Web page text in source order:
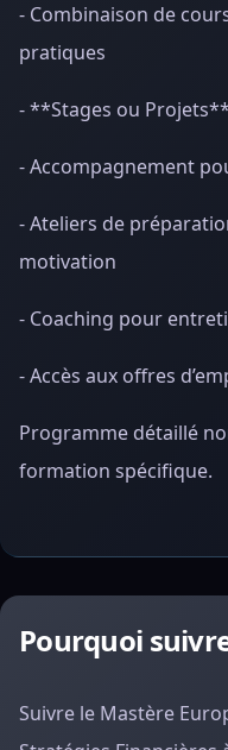
- Combinaison de
pratiques
- **Stages ou
- Accompagnement
- Ateliers de
motivation
- Coaching pour
- Accès aux offres
Programme détaillé
formation spécifique.
Pourquoi
Suivre le Mastère